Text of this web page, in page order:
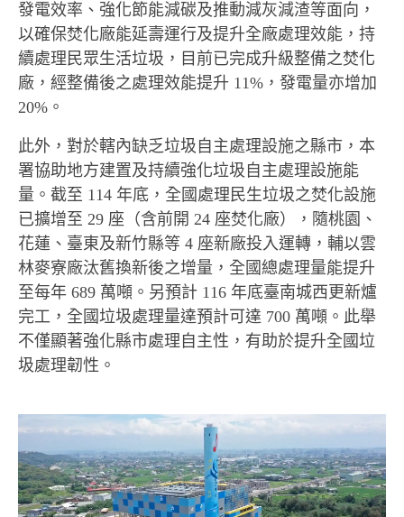
發電效率、強化節能減碳及推動減灰減渣等面向，
以確保焚化廠能延壽運行及提升全廠處理效能，持
續處理民眾生活垃圾，目前已完成升級整備之焚化
廠，經整備後之處理效能提升 11%，發電量亦增加
20%。
此外，對於轄內缺乏垃圾自主處理設施之縣市，本
署協助地方建置及持續強化垃圾自主處理設施能
量。截至 114 年底，全國處理民生垃圾之焚化設施
已擴增至 29 座（含前開 24 座焚化廠），隨桃園、
花蓮、臺東及新竹縣等 4 座新廠投入運轉，輔以雲
林麥寮廠汰舊換新後之增量，全國總處理量能提升
至每年 689 萬噸。另預計 116 年底臺南城西更新爐
完工，全國垃圾處理量達預計可達 700 萬噸。此舉
不僅顯著強化縣市處理自主性，有助於提升全國垃
圾處理韌性。